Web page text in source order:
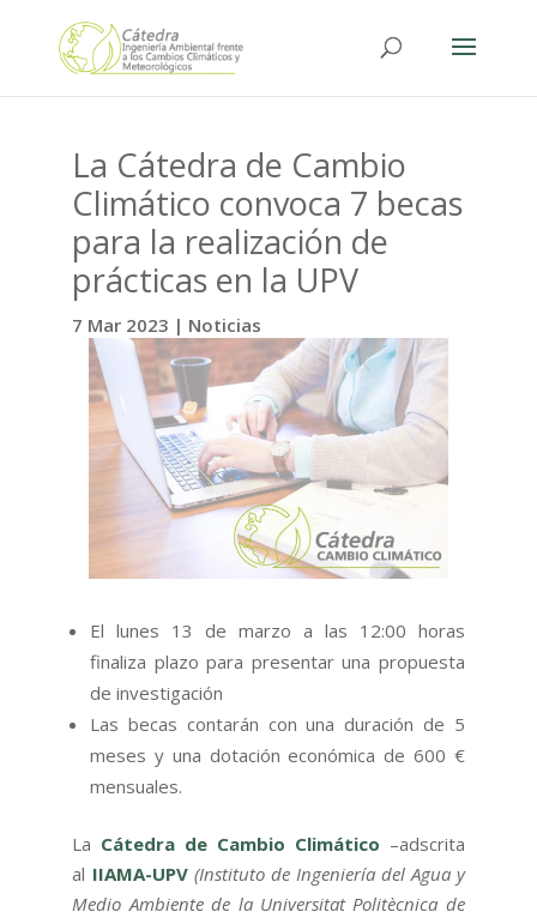
La Cátedra de Cambio
Climático convoca 7 becas
para la realización de
prácticas en la UPV
7 Mar 2023 | Noticias
El lunes 13 de marzo a las 12:00 horas
finaliza plazo para presentar una propuesta
de investigación
Las becas contarán con una duración de 5
meses y una dotación económica de 600 €
mensuales.
La Cátedra de Cambio Climático –adscrita
al IIAMA-UPV (Instituto de Ingeniería del Agua y
Medio Ambiente de la Universitat Politècnica de